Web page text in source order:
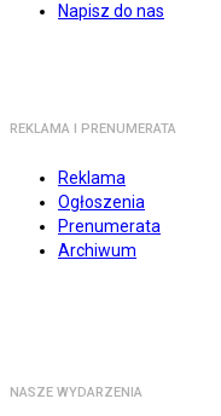
Napisz do nas
REKLAMA I PRENUMERATA
Reklama
Ogłoszenia
Prenumerata
Archiwum
NASZE WYDARZENIA